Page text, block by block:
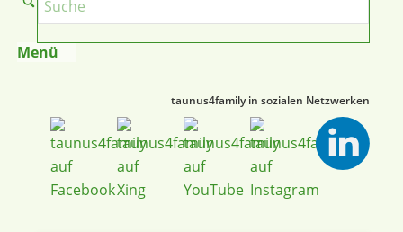
Menü
taunus4family in sozialen Netzwerken